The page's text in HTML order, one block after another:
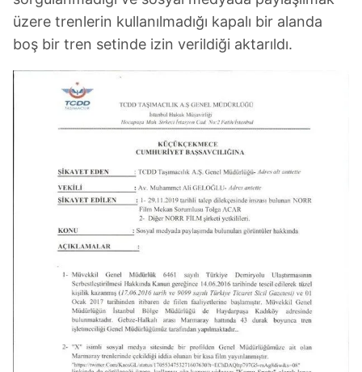
üzere trenlerin kullanılmadığı kapalı bir alanda
boş bir tren setinde izin verildiği aktarıldı.